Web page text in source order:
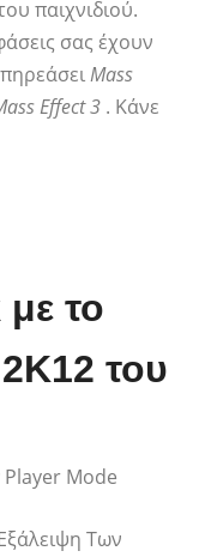
παιχνιδιού.
σας έχουν
Mass
Effect 3 . Κάνε
με το
του
Mode
Των